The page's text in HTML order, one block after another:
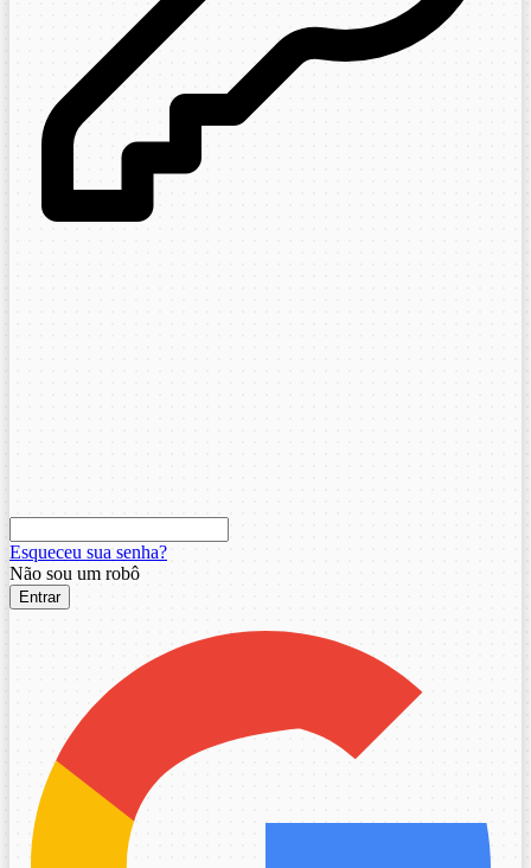
Esqueceu sua senha?
Não sou um robô
Entrar